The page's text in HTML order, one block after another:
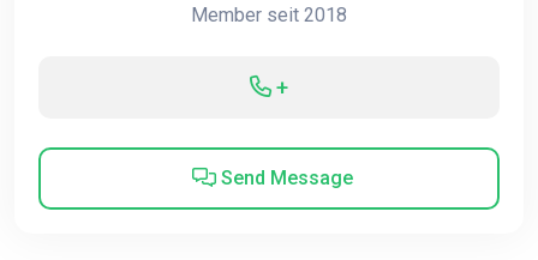
Member seit 2018
+
Send Message